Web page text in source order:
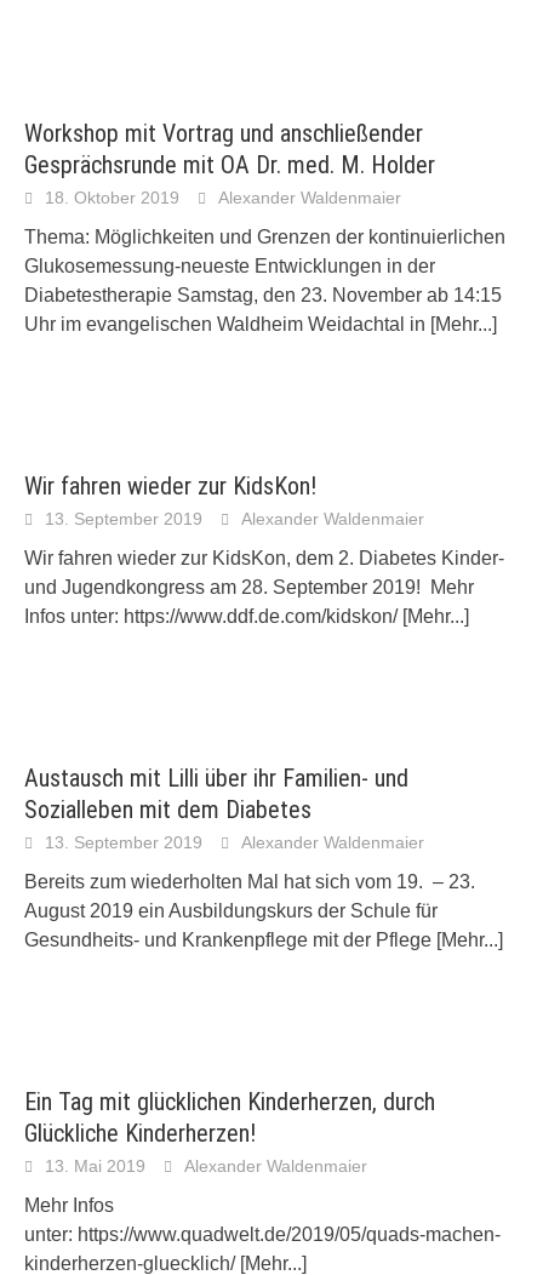
Workshop mit Vortrag und anschließender
Gesprächsrunde mit OA Dr. med. M. Holder
18. Oktober 2019 Alexander Waldenmaier
Thema: Möglichkeiten und Grenzen der kontinuierlichen
Glukosemessung-neueste Entwicklungen in der
Diabetestherapie Samstag, den 23. November ab 14:15
Uhr im evangelischen Waldheim Weidachtal in [Mehr...]
Wir fahren wieder zur KidsKon!
13. September 2019 Alexander Waldenmaier
Wir fahren wieder zur KidsKon, dem 2. Diabetes Kinder-
und Jugendkongress am 28. September 2019! Mehr
Infos unter: https://www.ddf.de.com/kidskon/ [Mehr...]
Austausch mit Lilli über ihr Familien- und
Sozialleben mit dem Diabetes
13. September 2019 Alexander Waldenmaier
Bereits zum wiederholten Mal hat sich vom 19. – 23.
August 2019 ein Ausbildungskurs der Schule für
Gesundheits- und Krankenpflege mit der Pflege [Mehr...]
Ein Tag mit glücklichen Kinderherzen, durch
Glückliche Kinderherzen!
13. Mai 2019 Alexander Waldenmaier
Mehr Infos
unter: https://www.quadwelt.de/2019/05/quads-machen-
kinderherzen-gluecklich/ [Mehr...]